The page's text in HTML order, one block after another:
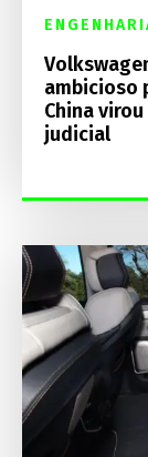
ambicioso
China
judicial